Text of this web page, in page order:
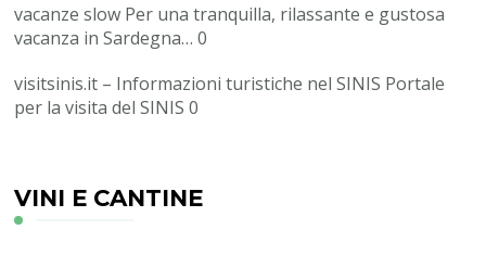
vacanze slow Per una tranquilla, rilassante e gustosa
vacanza in Sardegna… 0
visitsinis.it – Informazioni turistiche nel SINIS Portale
per la visita del SINIS 0
VINI E CANTINE